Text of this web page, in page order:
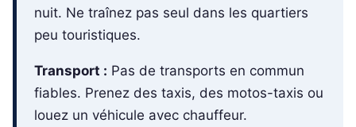
nuit. Ne traînez pas seul dans les quartiers
peu touristiques.
Transport : Pas de transports en commun
fiables. Prenez des taxis, des motos-taxis ou
louez un véhicule avec chauffeur.